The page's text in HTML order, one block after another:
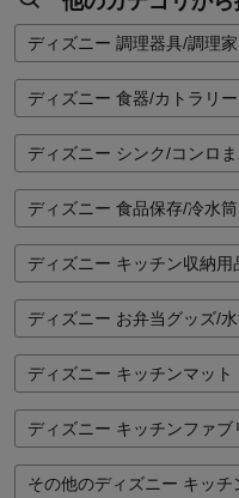
ディズニー 調理器具/調理
ディズニー 食器/カトラリー
ディズニー シンク/コンロ
ディズニー 食品保存/冷水筒
ディズニー キッチン収納用
ディズニー お弁当グッズ/
ディズニー キッチンマット
ディズニー キッチンファブ
その他のディズニー キッチ